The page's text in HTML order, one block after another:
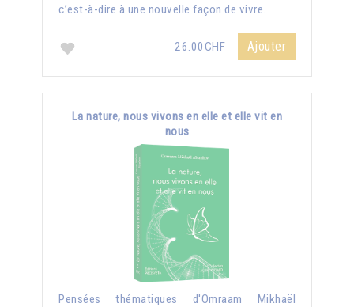
c’est-à-dire à une nouvelle façon de vivre.
26.00CHF Ajouter
La nature, nous vivons en elle et elle vit en
nous
Pensées thématiques d'Omraam Mikhaël